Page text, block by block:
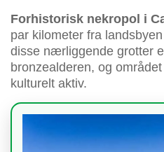
Forhistorisk nekropol i
par kilometer fra
disse nærliggende grotter
bronzealderen, og
kulturelt aktiv.